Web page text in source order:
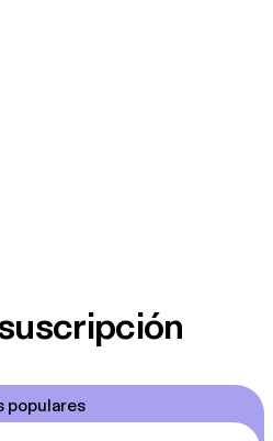
populares